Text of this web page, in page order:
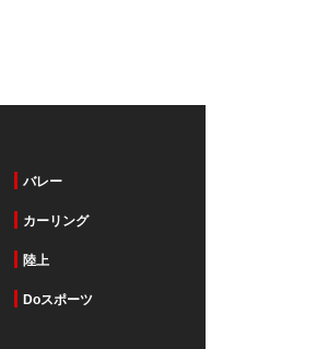
バレー
カーリング
陸上
Doスポーツ